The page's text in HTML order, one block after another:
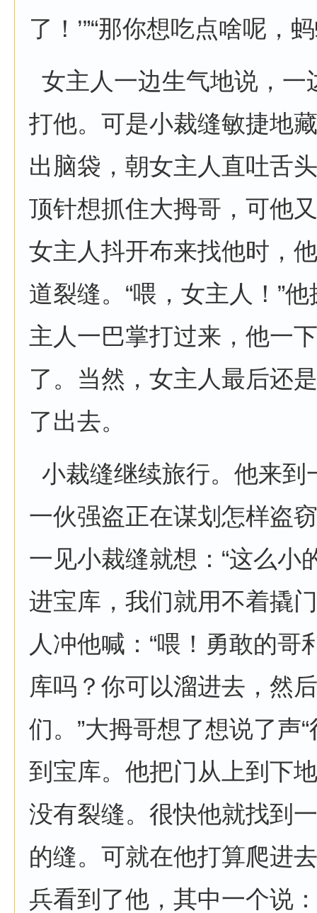
了！’”“那你想吃点啥呢，
女主人一边生气地说，一
打他。可是小裁缝敏捷地
出脑袋，朝女主人直吐舌
顶针想抓住大拇哥，可他
女主人抖开布来找他时，
道裂缝。“喂，女主人！”
主人一巴掌打过来，他一
了。当然，女主人最后还
了出去。
小裁缝继续旅行。他来到
一伙强盗正在谋划怎样盗
一见小裁缝就想：“这么小
进宝库，我们就用不着撬
人冲他喊：“喂！勇敢的哥
库吗？你可以溜进去，然
们。”大拇哥想了想说了声
到宝库。他把门从上到下
没有裂缝。很快他就找到
的缝。可就在他打算爬进
兵看到了他，其中一个说